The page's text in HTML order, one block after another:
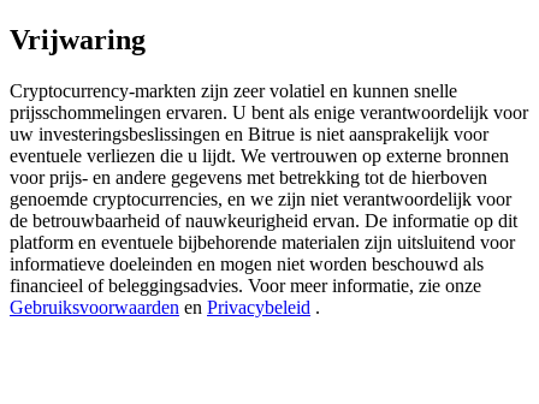
Deposit CASHCAT & Win
Exclusive for BitMart Users
Register & Trade to Win 500,000 USDT
Precious Metals Trading Carnival
Vrijwaring
Cryptocurrency-markten zijn zeer volatiel en kunnen snelle
prijsschommelingen ervaren. U bent als enige verantwoordelijk voor
uw investeringsbeslissingen en Bitrue is niet aansprakelijk voor
eventuele verliezen die u lijdt. We vertrouwen op externe bronnen
voor prijs- en andere gegevens met betrekking tot de hierboven
genoemde cryptocurrencies, en we zijn niet verantwoordelijk voor
de betrouwbaarheid of nauwkeurigheid ervan. De informatie op dit
platform en eventuele bijbehorende materialen zijn uitsluitend voor
informatieve doeleinden en mogen niet worden beschouwd als
financieel of beleggingsadvies. Voor meer informatie, zie onze
Gebruiksvoorwaarden en Privacybeleid .